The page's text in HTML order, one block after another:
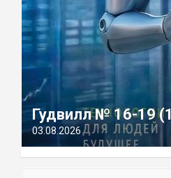
Гудвилл № 16-19
03.08.2026